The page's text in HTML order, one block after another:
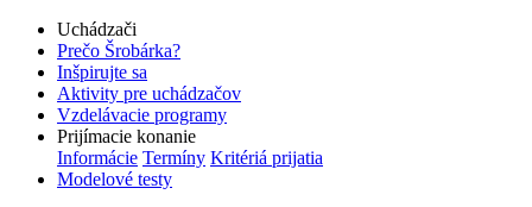
Uchádzači
Prečo Šrobárka?
Inšpirujte sa
Aktivity pre uchádzačov
Vzdelávacie programy
Prijímacie konanie
Informácie Termíny Kritériá prijatia
Modelové testy